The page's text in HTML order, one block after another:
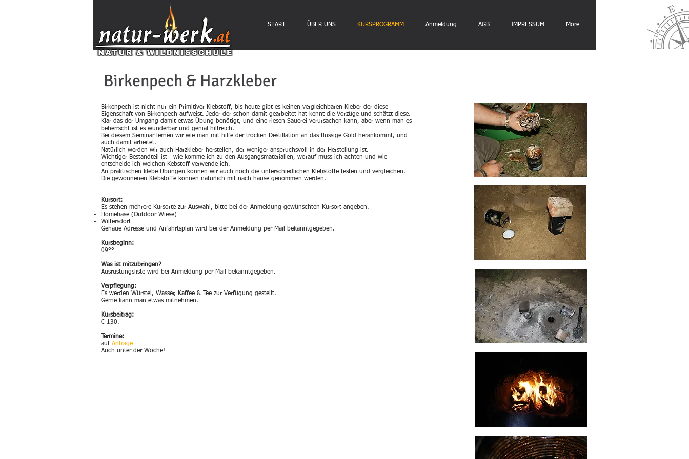
START ÜBER UNS KURSPROGRAMM Anmeldung AGB IMPRESSUM More
Birkenpech & Harzkleber
Birkenpech ist nicht nur ein Primitiver Klebstoff, bis heute gibt es keinen vergleichbaren Kleber der diese
Eigenschaft von Birkenpech aufweist. Jeder der schon damit gearbeitet hat kennt die Vorzüge und schätzt diese.
Klar das der Umgang damit etwas Übung benötigt, und eine riesen Sauerei verursachen kann, aber wenn man es
beherrscht ist es wunderbar und genial hilfreich.
Bei diesem Seminar lernen wir wie man mit hilfe der trocken Destillation an das flüssige Gold herankommt, und
auch damit arbeitet.
Natürlich werden wir auch Harzkleber herstellen, der weniger anspruchsvoll in der Herstellung ist.
Wichtiger Bestandteil ist - wie komme ich zu den Ausgangsmaterialien, worauf muss ich achten und wie
entscheide ich welchen Kebstoff verwende ich.
An praktischen klebe Übungen können wir auch noch die unterschiedlichen Klebstoffe testen und vergleichen.
Die gewonnenen Klebstoffe können natürlich mit nach hause genommen werden.
Kursort:
Es stehen mehrere Kursorte zur Auswahl, bitte bei der Anmeldung gewünschten Kursort angeben.
Homebase (Outdoor Wiese)
Wilfersdorf
Genaue Adresse und Anfahrtsplan wird bei der Anmeldung per Mail bekanntgegeben.
Kursbeginn:
09°°
Was ist mitzubringen?
Ausrüstungsliste wird bei Anmeldung per Mail bekanntgegeben.
Verpflegung:
Es werden Würstel, Wasser, Kaffee & Tee zur Verfügung gestellt.
Gerne kann man etwas mitnehmen.
Kursbeitrag:
€ 130.-
Termine:
auf Anfrage
Auch unter der Woche!